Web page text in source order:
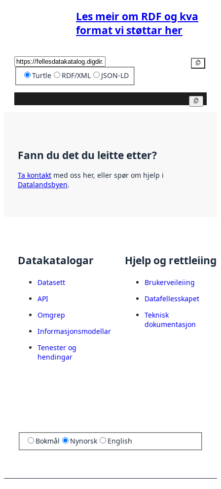
Les meir om RDF og kva
format vi støttar her
Turtle RDF/XML JSON-LD
Fann du det du leitte etter?
Ta kontakt med oss her, eller spør om hjelp i
Datalandsbyen.
Datakatalogar
Datasett
API
Omgrep
Informasjonsmodellar
Tenester og
hendingar
Hjelp og rettleiing
Brukerveileiing
Datafellesskapet
Teknisk
dokumentasjon
Bokmål Nynorsk English